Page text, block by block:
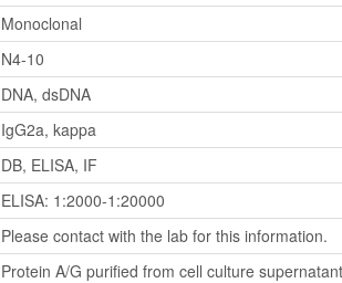
Monoclonal
N4-10
DNA, dsDNA
IgG2a, kappa
DB, ELISA, IF
ELISA: 1:2000-1:20000
Please contact with the lab for this information.
Protein A/G purified from cell culture